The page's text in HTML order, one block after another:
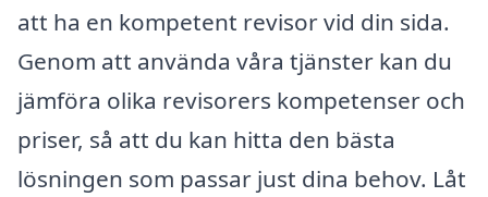
att ha en kompetent revisor vid din sida.
Genom att använda våra tjänster kan du
jämföra olika revisorers kompetenser och
priser, så att du kan hitta den bästa
lösningen som passar just dina behov. Låt